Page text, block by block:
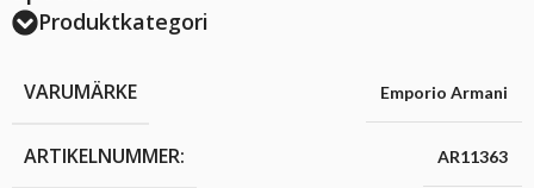
Produktkategori
VARUMÄRKE Emporio Armani
ARTIKELNUMMER: AR11363